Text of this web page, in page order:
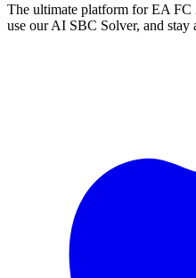
The ultimate platform for EA FC
use our AI SBC Solver, and stay